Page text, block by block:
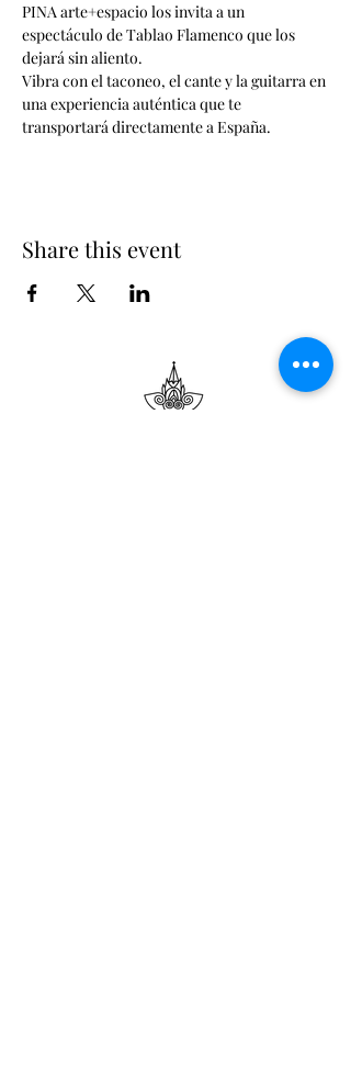
PINA arte+espacio los invita a un
espectáculo de Tablao Flamenco que los
dejará sin aliento.
Vibra con el taconeo, el cante y la guitarra en
una experiencia auténtica que te
transportará directamente a España.
Share this event